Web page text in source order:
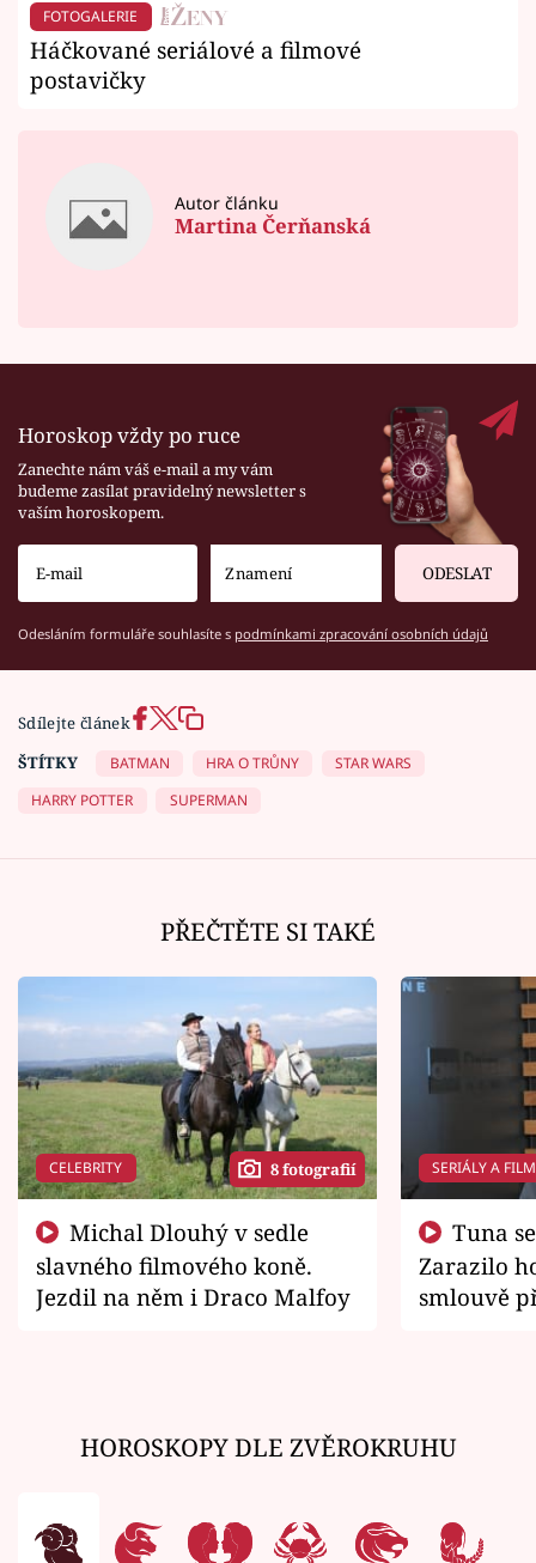
FOTOGALERIE
Háčkované seriálové a filmové
postavičky
Autor článku
Martina Čerňanská
Horoskop vždy po ruce
Zanechte nám váš e-mail a my vám
budeme zasílat pravidelný newsletter s
vaším horoskopem.
ODESLAT
Odesláním formuláře souhlasíte s podmínkami zpracování osobních údajů
Sdílejte článek
ŠTÍTKY
BATMAN HRA O TRŮNY
STAR WARS
HARRY POTTER
SUPERMAN
PŘEČTĚTE SI TAKÉ
CELEBRITY 8 fotografií
slavného filmového koně.
Jezdil na něm i Draco Malfoy
SERIÁLY A
Zarazilo
smlouvě
HOROSKOPY DLE ZVĚROKRUHU